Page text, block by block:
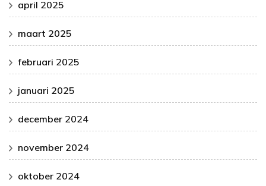
april 2025
maart 2025
februari 2025
januari 2025
december 2024
november 2024
oktober 2024